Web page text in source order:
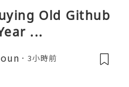
Old Github
...
3小時前